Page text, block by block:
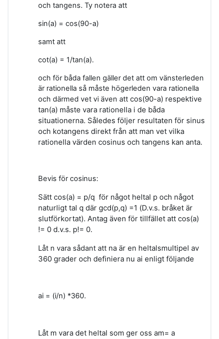
och tangens. Ty notera att
sin(a) = cos(90-a)
samt att
cot(a) = 1/tan(a).
och för båda fallen gäller det att om vänsterleden
är rationella så måste högerleden vara rationella
och därmed vet vi även att cos(90-a) respektive
tan(a) måste vara rationella i de båda
situationerna. Således följer resultaten för sinus
och kotangens direkt från att man vet vilka
rationella värden cosinus och tangens kan anta.
Bevis för cosinus:
Sätt cos(a) = p/q för något heltal p och något
naturligt tal q där gcd(p,q) =1 (D.v.s. bråket är
slutförkortat). Antag även för tillfället att cos(a)
!= 0 d.v.s. p!= 0.
Låt n vara sådant att na är en heltalsmultipel av
360 grader och definiera nu ai enligt följande
ai = (i/n) *360.
Låt m vara det heltal som ger oss am= a